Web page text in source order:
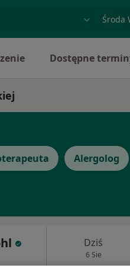
badanie lub nazwisko
Dostępne
Alergolog
Dziś
6 Sie